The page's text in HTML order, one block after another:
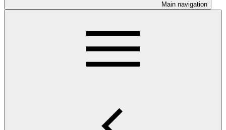
Main navigation